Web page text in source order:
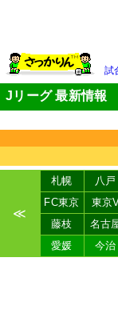
試
Jリーグ 最新情報
≪
札幌 八戸
FC東京
東京
藤枝
名古
愛媛
今治